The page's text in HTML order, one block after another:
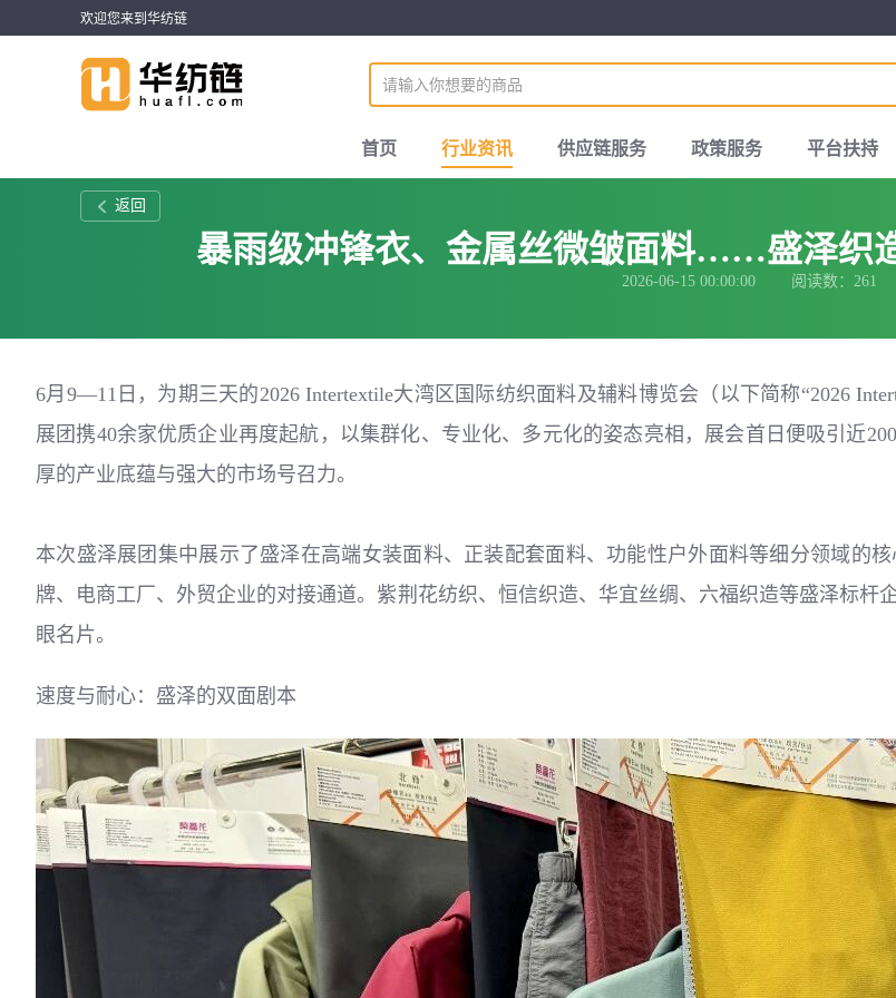
欢迎您来到华纺链
首页 行业资讯 供应链服务 政策服务 平台扶持
返回
暴雨级冲锋衣、金属丝微皱面料……盛泽织
2026-06-15 00:00:00 阅读数：261
6月9—11日，为期三天的2026 Intertextile大湾区国际纺织面料及辅料博览会（以下简称“2026
展团携40余家优质企业再度起航，以集群化、专业化、多元化的姿态亮相，展会首日便吸引近
厚的产业底蕴与强大的市场号召力。
本次盛泽展团集中展示了盛泽在高端女装面料、正装配套面料、功能性户外面料等细分领域的
牌、电商工厂、外贸企业的对接通道。紫荆花纺织、恒信织造、华宜丝绸、六福织造等盛泽标
眼名片。
速度与耐心：盛泽的双面剧本